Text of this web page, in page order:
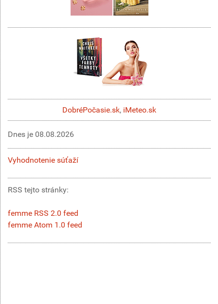
DobréPočasie.sk, iMeteo.sk
Dnes je 08.08.2026
Vyhodnotenie súťaží
RSS tejto stránky:
femme RSS 2.0 feed
femme Atom 1.0 feed